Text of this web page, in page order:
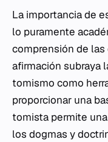
La importancia de
lo puramente
comprensión de las
afirmación subraya
tomismo como
proporcionar una
tomista permite
los dogmas y